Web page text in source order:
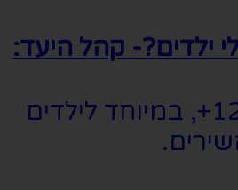
ילדים?- קהל היעד:
מומלץ לגילאי 12+, במיוחד לילדים